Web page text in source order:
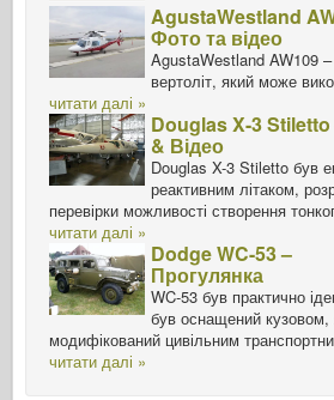
AgustaWestland
Фото та відео
AgustaWestland AW109
вертоліт, який може
читати далі »
Douglas X-3
& Відео
Douglas X-3 Stiletto був
реактивним літаком,
перевірки можливості створення
читати далі »
Dodge WC-53 –
Прогулянка
WC-53 був практично
був оснащений кузовом,
модифікований цивільним
читати далі »